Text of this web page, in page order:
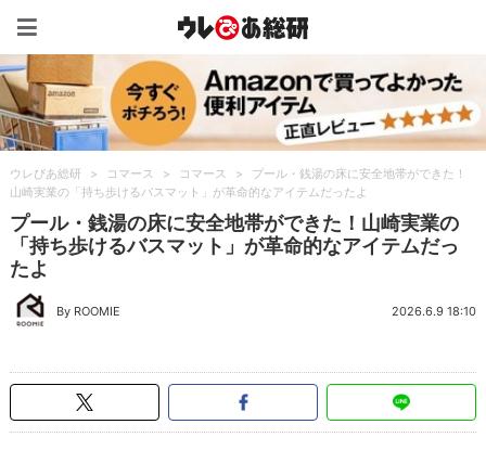
ウレぴあ総研 > コマース > コマース >
プール・銭湯の床に安全地帯ができた！
山崎実業の「持ち歩けるバスマット」が革命的なアイテムだったよ
プール・銭湯の床に安全地帯ができた！山崎実業の
「持ち歩けるバスマット」が革命的なアイテムだっ
たよ
By ROOMIE 2026.6.9 18:10